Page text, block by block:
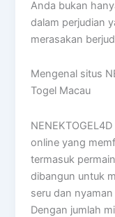
Anda bukan
dalam perjudian
merasakan
Mengenal situs
Togel Macau
online yang
termasuk
dibangun untuk
seru dan
Dengan jumlah